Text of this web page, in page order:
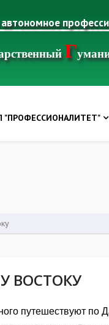
Г
"ПРОФЕССИОНАЛИТЕТ"
ВОСТОКУ
путешествуют